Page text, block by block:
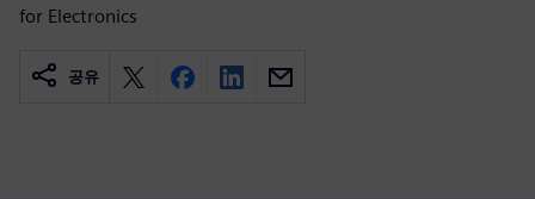
for Electronics
공유